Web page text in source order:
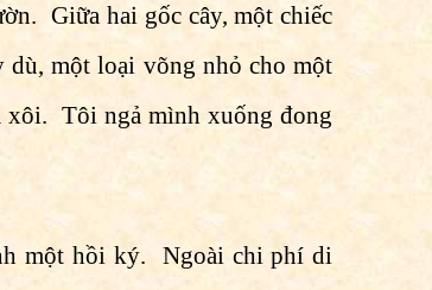
Giữa hai gốc cây, một chiếc
dù, một loại võng nhỏ cho một
xôi. Tôi ngả mình xuống đong
một hồi ký. Ngoài chi phí di